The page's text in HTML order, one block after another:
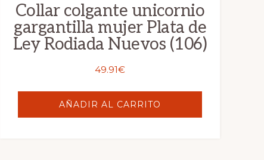
Collar colgante unicornio
gargantilla mujer Plata de
Ley Rodiada Nuevos (106)
49.91€
AÑADIR AL CARRITO